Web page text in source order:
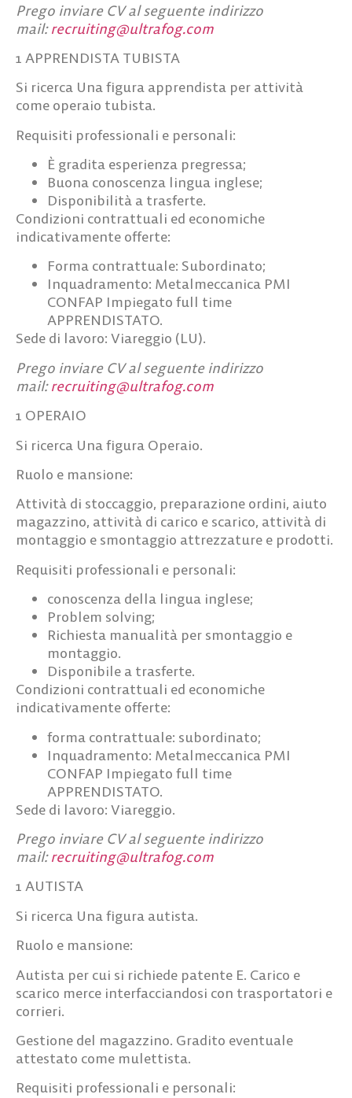
Prego inviare CV al seguente indirizzo
mail:recruiting@ultrafog.com
1 APPRENDISTA TUBISTA
Si ricerca Una figura apprendista per attività
come operaio tubista.
Requisiti professionali e personali:
È gradita esperienza pregressa;
Buona conoscenza lingua inglese;
Disponibilità a trasferte.
Condizioni contrattuali ed economiche
indicativamente offerte:
Forma contrattuale: Subordinato;
Inquadramento: Metalmeccanica PMI
CONFAP Impiegato full time
APPRENDISTATO.
Sede di lavoro: Viareggio (LU).
Prego inviare CV al seguente indirizzo
mail:recruiting@ultrafog.com
1 OPERAIO
Si ricerca Una figura Operaio.
Ruolo e mansione:
Attività di stoccaggio, preparazione ordini, aiuto
magazzino, attività di carico e scarico, attività di
montaggio e smontaggio attrezzature e prodotti.
Requisiti professionali e personali:
conoscenza della lingua inglese;
Problem solving;
Richiesta manualità per smontaggio e
montaggio.
Disponibile a trasferte.
Condizioni contrattuali ed economiche
indicativamente offerte:
forma contrattuale: subordinato;
Inquadramento: Metalmeccanica PMI
CONFAP Impiegato full time
APPRENDISTATO.
Sede di lavoro: Viareggio.
Prego inviare CV al seguente indirizzo
mail:recruiting@ultrafog.com
1 AUTISTA
Si ricerca Una figura autista.
Ruolo e mansione:
Autista per cui si richiede patente E. Carico e
scarico merce interfacciandosi con trasportatori e
corrieri.
Gestione del magazzino. Gradito eventuale
attestato come mulettista.
Requisiti professionali e personali: